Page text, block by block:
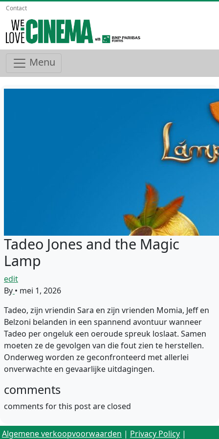
Contact
Menu
Tadeo Jones and the Magic
Lamp
edit
By • mei 1, 2026
Tadeo, zijn vriendin Sara en zijn vrienden Momia, Jeff en
Belzoni belanden in een spannend avontuur wanneer
Tadeo per ongeluk een oeroude spreuk loslaat. Samen
moeten ze de gevolgen van die fout zien te herstellen.
Onderweg worden ze geconfronteerd met allerlei
onverwachte en gevaarlijke uitdagingen.
comments
comments for this post are closed
Algemene verkoopvoorwaarden | Privacy Policy |